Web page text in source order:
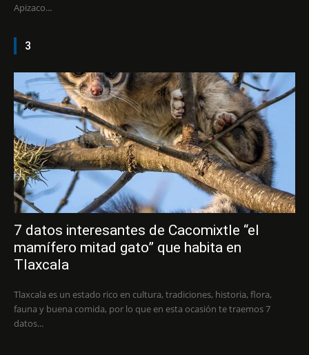
Apizaco...
3
7 datos interesantes de Cacomixtle “el
mamífero mitad gato” que habita en
Tlaxcala
Tlaxcala es un estado rico en cultura, tradiciones, historia, flora,
fauna y buena comida, por lo que en esta ocasión te traemos 7
datos...